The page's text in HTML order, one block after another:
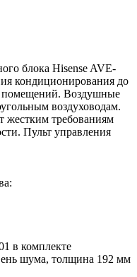
блока Hisense AVE-
кондиционирования до
помещений. Воздушные
воздуховодам.
жестким требованиям
Пульт управления
комплекте
шума, толщина 192 мм